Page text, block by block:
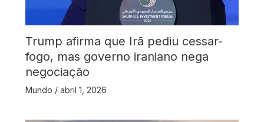
Trump afirma que Irã pediu cessar-
fogo, mas governo iraniano nega
negociação
Mundo / abril 1, 2026